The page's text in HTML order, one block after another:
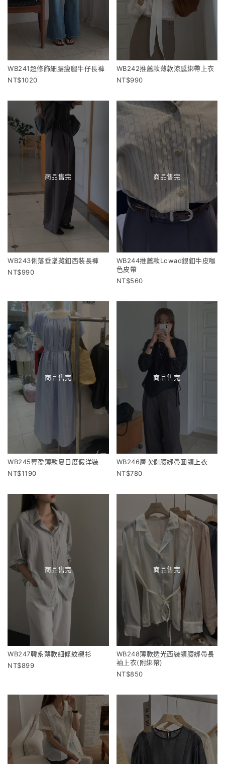
WB241超修飾細腰瘦腿牛仔長褲
1020
WB242推薦款薄款涼感綁帶上衣
990
商品售完
WB243俐落垂墜藏釦西裝長褲
990
商品售完
WB244推薦款Lowad銀釦牛皮咖
色皮帶
560
商品售完
WB245輕盈薄款夏日度假洋裝
1190
商品售完
WB246層次側腰綁帶圓領上衣
780
商品售完
WB247韓系薄款細條紋襯衫
899
商品售完
WB248薄款透光西裝領腰綁帶長
袖上衣(附綁帶)
850